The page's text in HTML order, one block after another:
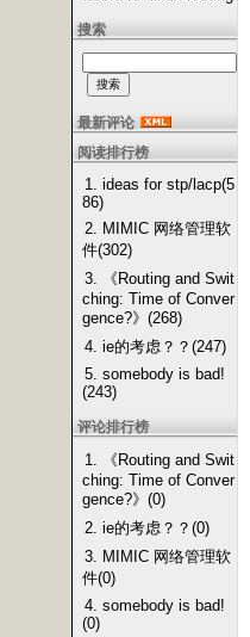
搜索
最新评论
阅读排行榜
1. ideas for stp/lacp(5
86)
2. MIMIC 网络管理软
件(302)
3. 《Routing and Swit
ching: Time of Conver
gence?》(268)
4. ie的考虑？？(247)
5. somebody is bad!
(243)
评论排行榜
1. 《Routing and Swit
ching: Time of Conver
gence?》(0)
2. ie的考虑？？(0)
3. MIMIC 网络管理软
件(0)
4. somebody is bad!
(0)